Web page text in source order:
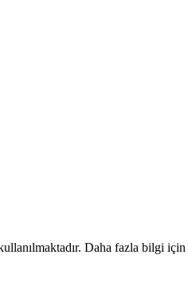
Daha fazla bilgi için